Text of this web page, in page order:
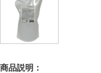
商品説明：